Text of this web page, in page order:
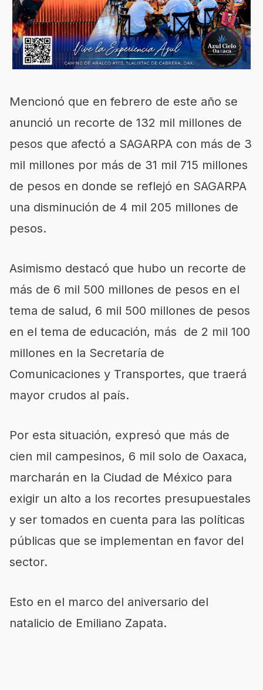
Mencionó que en febrero de este año se
anunció un recorte de 132 mil millones de
pesos que afectó a SAGARPA con más de 3
mil millones por más de 31 mil 715 millones
de pesos en donde se reflejó en SAGARPA
una disminución de 4 mil 205 millones de
pesos.
Asimismo destacó que hubo un recorte de
más de 6 mil 500 millones de pesos en el
tema de salud, 6 mil 500 millones de pesos
en el tema de educación, más de 2 mil 100
millones en la Secretaría de
Comunicaciones y Transportes, que traerá
mayor crudos al país.
Por esta situación, expresó que más de
cien mil campesinos, 6 mil solo de Oaxaca,
marcharán en la Ciudad de México para
exigir un alto a los recortes presupuestales
y ser tomados en cuenta para las políticas
públicas que se implementan en favor del
sector.
Esto en el marco del aniversario del
natalicio de Emiliano Zapata.